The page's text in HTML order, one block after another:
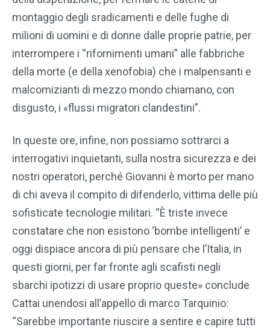
montaggio degli sradicamenti e delle fughe di
milioni di uomini e di donne dalle proprie patrie, per
interrompere i “rifornimenti umani” alle fabbriche
della morte (e della xenofobia) che i malpensanti e
malcomizianti di mezzo mondo chiamano, con
disgusto, i «flussi migratori clandestini”.
In queste ore, infine, non possiamo sottrarci a
interrogativi inquietanti, sulla nostra sicurezza e dei
nostri operatori, perché Giovanni è morto per mano
di chi aveva il compito di difenderlo, vittima delle più
sofisticate tecnologie militari. “È triste invece
constatare che non esistono ‘bombe intelligenti’ e
oggi dispiace ancora di più pensare che l’Italia, in
questi giorni, per far fronte agli scafisti negli
sbarchi ipotizzi di usare proprio queste» conclude
Cattai unendosi all’appello di marco Tarquinio:
“Sarebbe importante riuscire a sentire e capire tutti